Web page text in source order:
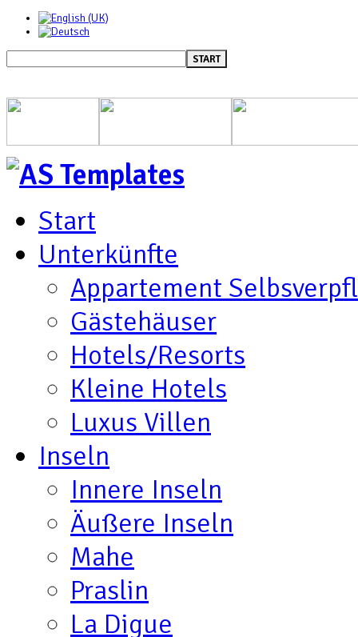
START
Start
Unterkünfte
Appartement
Gästehäuser
Hotels/Resorts
Kleine Hotels
Luxus Villen
Inseln
Innere Inseln
Äußere Inseln
Mahe
Praslin
La Digue